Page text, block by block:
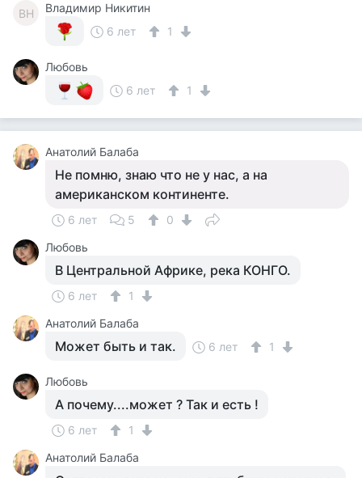
ВН
Владимир Никитин
6 лет
1
Любовь
6 лет
1
Анатолий Балаба
Не помню, знаю что не у нас, а на
американском континенте.
6 лет 5
0
Любовь
В Центральной Африке, река КОНГО.
6 лет
1
Анатолий Балаба
Может быть и так. 6 лет 1
Любовь
А почему....может ? Так и есть !
6 лет
1
Анатолий Балаба